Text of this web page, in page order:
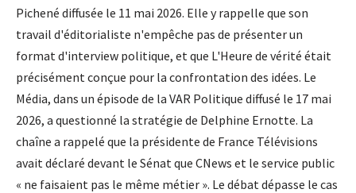
Pichené diffusée le 11 mai 2026. Elle y rappelle que son
travail d'éditorialiste n'empêche pas de présenter un
format d'interview politique, et que L'Heure de vérité était
précisément conçue pour la confrontation des idées. Le
Média, dans un épisode de la VAR Politique diffusé le 17 mai
2026, a questionné la stratégie de Delphine Ernotte. La
chaîne a rappelé que la présidente de France Télévisions
avait déclaré devant le Sénat que CNews et le service public
« ne faisaient pas le même métier ». Le débat dépasse le cas